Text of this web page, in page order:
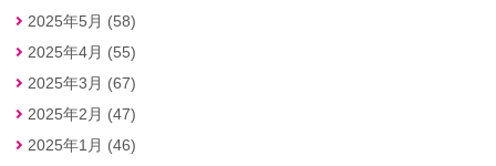
2025年5月 (58)
2025年4月 (55)
2025年3月 (67)
2025年2月 (47)
2025年1月 (46)